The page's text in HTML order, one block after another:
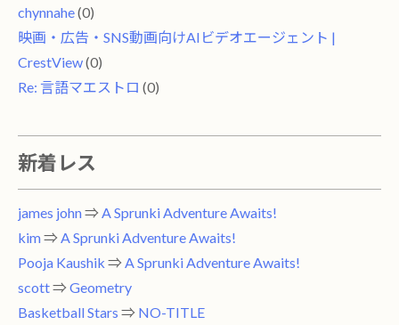
chynnahe(0)
映画・広告・SNS動画向けAIビデオエージェント |
CrestView(0)
Re: 言語マエストロ (0)
新着レス
james john⇒ A Sprunki Adventure Awaits!
kim⇒ A Sprunki Adventure Awaits!
Pooja Kaushik ⇒ A Sprunki Adventure Awaits!
scott⇒ Geometry
Basketball Stars ⇒ NO-TITLE